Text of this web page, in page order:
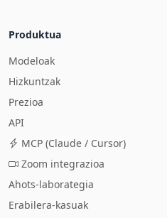
Produktua
Modeloak
Hizkuntzak
Prezioa
API
MCP (Claude / Cursor)
Zoom integrazioa
Ahots-laborategia
Erabilera-kasuak